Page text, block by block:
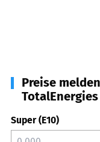
Preise
Super (E10)